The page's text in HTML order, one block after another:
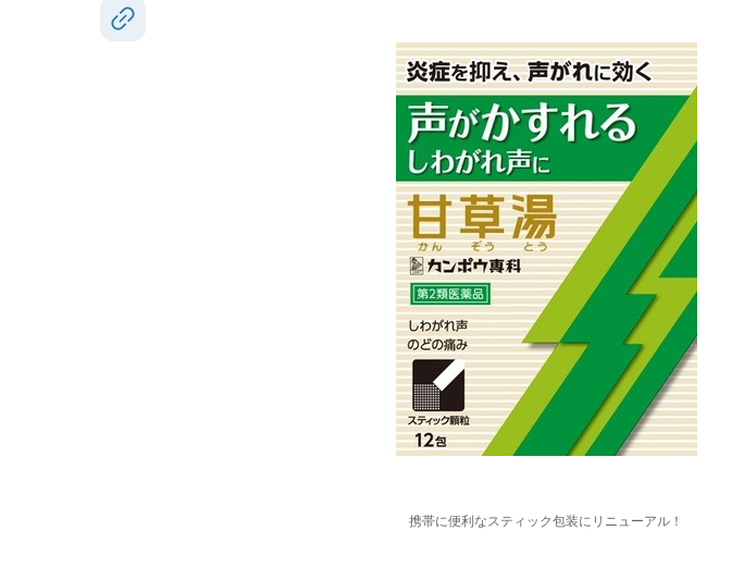
携帯に便利なスティック包装にリニューアル！